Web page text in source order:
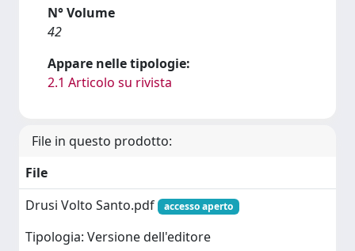
N° Volume
42
Appare nelle tipologie:
2.1 Articolo su rivista
File in questo prodotto:
File
Drusi Volto Santo.pdf
accesso aperto
Tipologia: Versione dell'editore